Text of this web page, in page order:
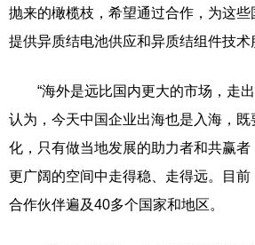
抛来的橄榄枝，希望通过合作，为这
提供异质结电池供应和异质结组件技术
“海外是远比国内更大的市场，走出
认为，今天中国企业出海也是入海，既
化，只有做当地发展的助力者和共赢
更广阔的空间中走得稳、走得远。目前
合作伙伴遍及40多个国家和地区。